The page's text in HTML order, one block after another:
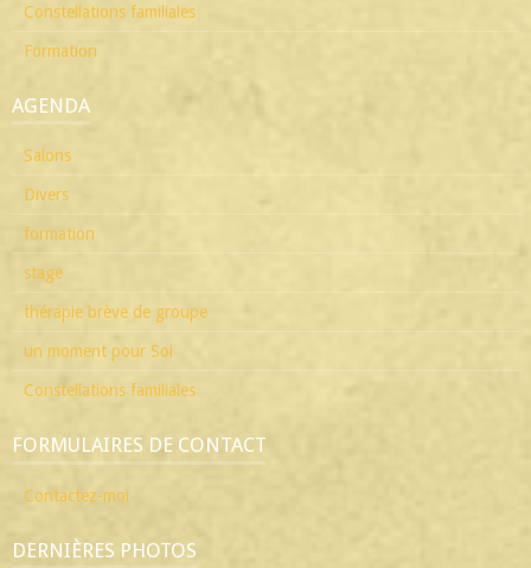
Constellations familiales
Formation
AGENDA
Salons
Divers
formation
stage
thérapie brève de groupe
un moment pour Soi
Constellations familiales
FORMULAIRES DE CONTACT
Contactez-moi
DERNIÈRES PHOTOS